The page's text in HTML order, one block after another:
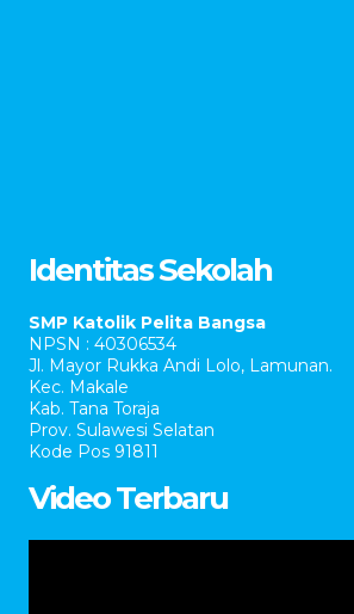
Identitas Sekolah
SMP Katolik Pelita Bangsa
NPSN : 40306534
Jl. Mayor Rukka Andi Lolo, Lamunan.
Kec. Makale
Kab. Tana Toraja
Prov. Sulawesi Selatan
Kode Pos 91811
Video Terbaru